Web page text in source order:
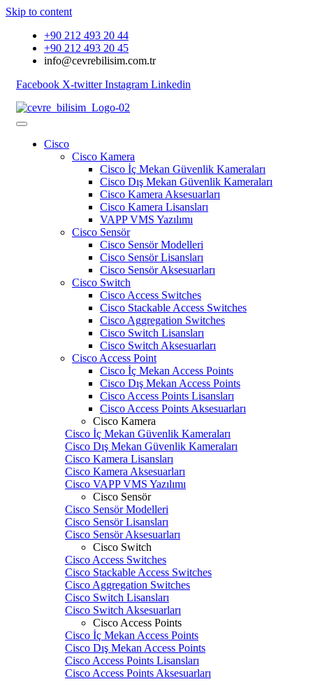
Skip to content
+90 212 493 20 44
+90 212 493 20 45
info@cevrebilisim.com.tr
Facebook X-twitter Instagram Linkedin
Cisco
Cisco Kamera
Cisco İç Mekan Güvenlik Kameraları
Cisco Dış Mekan Güvenlik Kameraları
Cisco Kamera Aksesuarları
Cisco Kamera Lisansları
VAPP VMS Yazılımı
Cisco Sensör
Cisco Sensör Modelleri
Cisco Sensör Lisansları
Cisco Sensör Aksesuarları
Cisco Switch
Cisco Access Switches
Cisco Stackable Access Switches
Cisco Aggregation Switches
Cisco Switch Lisansları
Cisco Switch Aksesuarları
Cisco Access Point
Cisco İç Mekan Access Points
Cisco Dış Mekan Access Points
Cisco Access Points Lisansları
Cisco Access Points Aksesuarları
Cisco Kamera
Cisco İç Mekan Güvenlik Kameraları
Cisco Dış Mekan Güvenlik Kameraları
Cisco Kamera Lisansları
Cisco Kamera Aksesuarları
Cisco VAPP VMS Yazılımı
Cisco Sensör
Cisco Sensör Modelleri
Cisco Sensör Lisansları
Cisco Sensör Aksesuarları
Cisco Switch
Cisco Access Switches
Cisco Stackable Access Switches
Cisco Aggregation Switches
Cisco Switch Lisansları
Cisco Switch Aksesuarları
Cisco Access Points
Cisco İç Mekan Access Points
Cisco Dış Mekan Access Points
Cisco Access Points Lisansları
Cisco Access Points Aksesuarları